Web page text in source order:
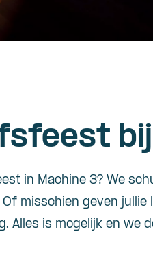
in Machine 3? We
misschien geven jullie
Alles is mogelijk en we